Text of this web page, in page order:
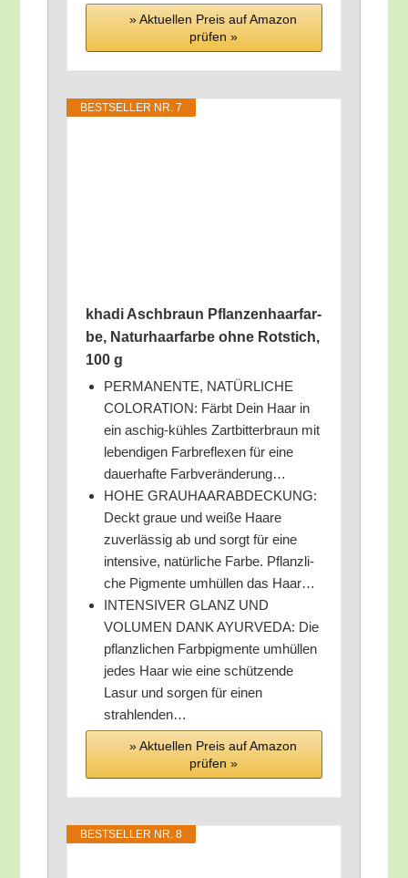
» Aktu­el­len Preis auf Ama­zon
prü­fen »
BEST­SEL­LER NR. 7
kha­di Asch­braun Pflan­zen­haar­far­
be, Natur­haar­far­be ohne Rot­stich,
100 g
PERMANENTE, NATÜRLICHE
COLORATION: Färbt Dein Haar in
ein aschig-küh­les Zart­bit­ter­braun mit
leben­di­gen Farb­re­fle­xen für eine
dau­er­haf­te Farbveränderung…
HOHE GRAUHAARABDECKUNG:
Deckt graue und wei­ße Haa­re
zuver­läs­sig ab und sorgt für eine
inten­si­ve, natür­li­che Far­be. Pflanz­li­
che Pig­men­te umhül­len das Haar…
INTENSIVER GLANZ UND
VOLUMEN DANK AYURVEDA: Die
pflanz­li­chen Farb­pig­men­te umhül­len
jedes Haar wie eine schüt­zen­de
Lasur und sor­gen für einen
strahlenden…
» Aktu­el­len Preis auf Ama­zon
prü­fen »
BEST­SEL­LER NR. 8